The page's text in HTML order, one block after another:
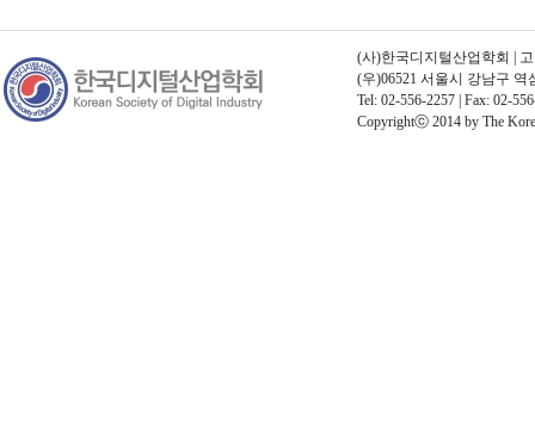
(사)한국디지털산업학회 |
(우)06521 서울시 강남구
Tel: 02-556-2257 | Fax: 02-
Copyrightⓒ 2014 by The